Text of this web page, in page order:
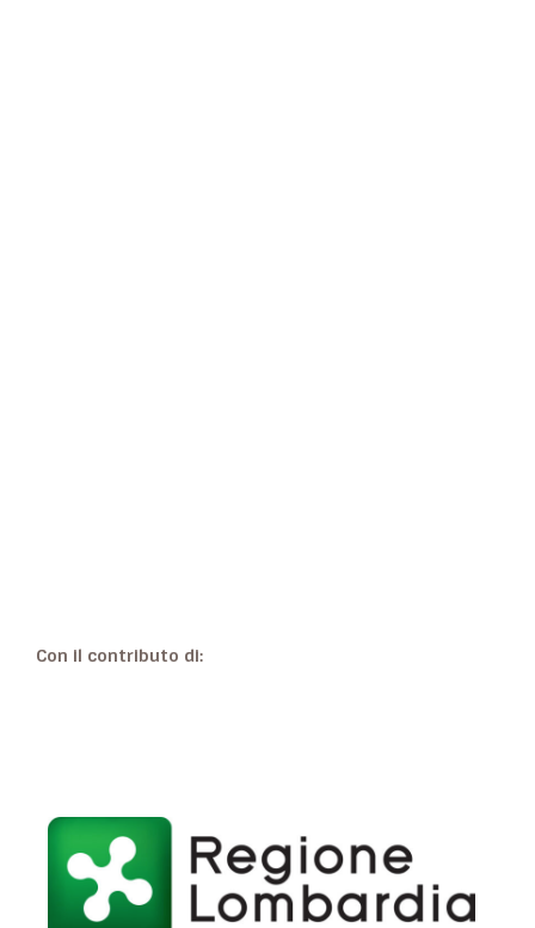
Con il contributo di: